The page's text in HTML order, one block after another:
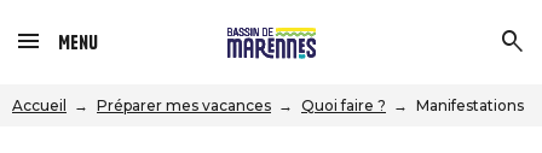
Menu
Accueil Préparer mes vacances Quoi faire ? Manifestations